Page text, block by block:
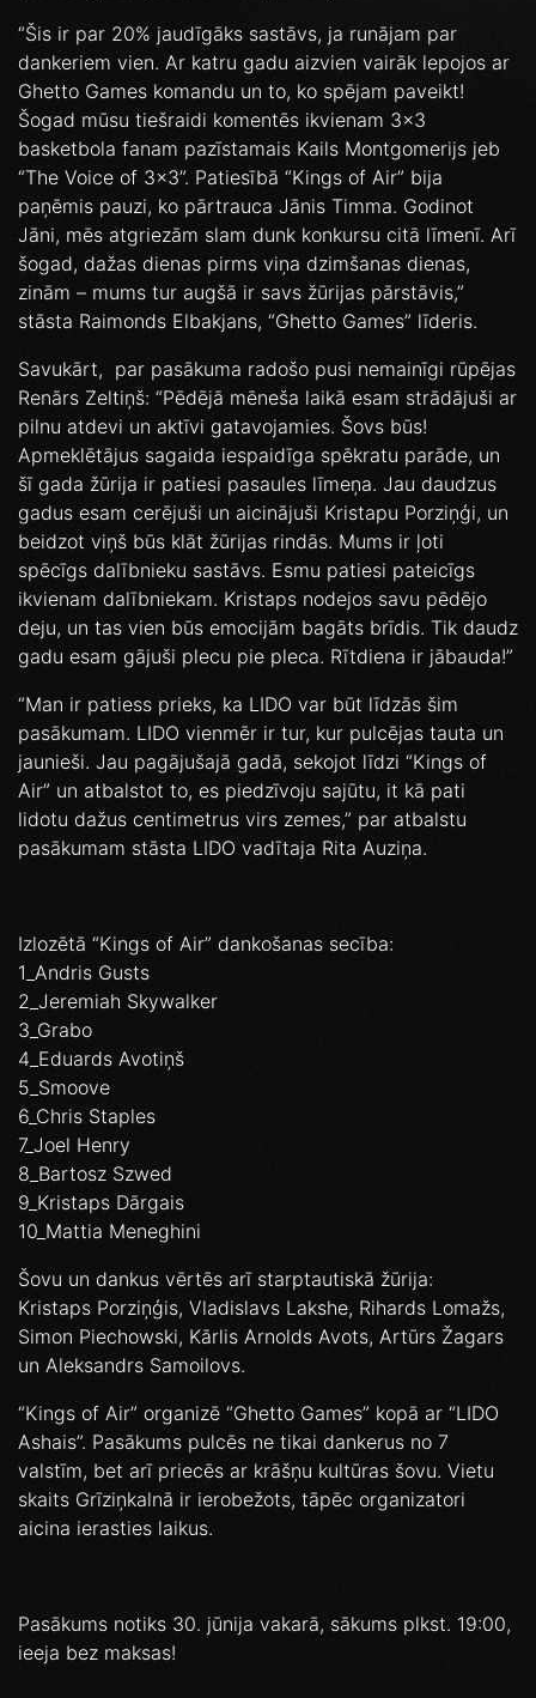
“Šis ir par 20% jaudīgāks sastāvs, ja runājam par
dankeriem vien. Ar katru gadu aizvien vairāk lepojos ar
Ghetto Games komandu un to, ko spējam paveikt!
Šogad mūsu tiešraidi komentēs ikvienam 3x3
basketbola fanam pazīstamais Kails Montgomerijs jeb
“The Voice of 3x3”. Patiesībā “Kings of Air” bija
paņēmis pauzi, ko pārtrauca Jānis Timma. Godinot
Jāni, mēs atgriezām slam dunk konkursu citā līmenī. Arī
šogad, dažas dienas pirms viņa dzimšanas dienas,
zinām – mums tur augšā ir savs žūrijas pārstāvis,”
stāsta Raimonds Elbakjans, “Ghetto Games” līderis.
Savukārt, par pasākuma radošo pusi nemainīgi rūpējas
Renārs Zeltiņš: “Pēdējā mēneša laikā esam strādājuši ar
pilnu atdevi un aktīvi gatavojamies. Šovs būs!
Apmeklētājus sagaida iespaidīga spēkratu parāde, un
šī gada žūrija ir patiesi pasaules līmeņa. Jau daudzus
gadus esam cerējuši un aicinājuši Kristapu Porziņģi, un
beidzot viņš būs klāt žūrijas rindās. Mums ir ļoti
spēcīgs dalībnieku sastāvs. Esmu patiesi pateicīgs
ikvienam dalībniekam. Kristaps nodejos savu pēdējo
deju, un tas vien būs emocijām bagāts brīdis. Tik daudz
gadu esam gājuši plecu pie pleca. Rītdiena ir jābauda!”
“Man ir patiess prieks, ka LIDO var būt līdzās šim
pasākumam. LIDO vienmēr ir tur, kur pulcējas tauta un
jaunieši. Jau pagājušajā gadā, sekojot līdzi “Kings of
Air” un atbalstot to, es piedzīvoju sajūtu, it kā pati
lidotu dažus centimetrus virs zemes,” par atbalstu
pasākumam stāsta LIDO vadītaja Rita Auziņa.
Izlozētā “Kings of Air” dankošanas secība:
1_Andris Gusts
2_Jeremiah Skywalker
3_Grabo
4_Eduards Avotiņš
5_Smoove
6_Chris Staples
7_Joel Henry
8_Bartosz Szwed
9_Kristaps Dārgais
10_Mattia Meneghini
Šovu un dankus vērtēs arī starptautiskā žūrija:
Kristaps Porziņģis, Vladislavs Lakshe, Rihards Lomažs,
Simon Piechowski, Kārlis Arnolds Avots, Artūrs Žagars
un Aleksandrs Samoilovs.
“Kings of Air” organizē “Ghetto Games” kopā ar “LIDO
Ashais”. Pasākums pulcēs ne tikai dankerus no 7
valstīm, bet arī priecēs ar krāšņu kultūras šovu. Vietu
skaits Grīziņkalnā ir ierobežots, tāpēc organizatori
aicina ierasties laikus.
Pasākums notiks 30. jūnija vakarā, sākums plkst. 19:00,
ieeja bez maksas!